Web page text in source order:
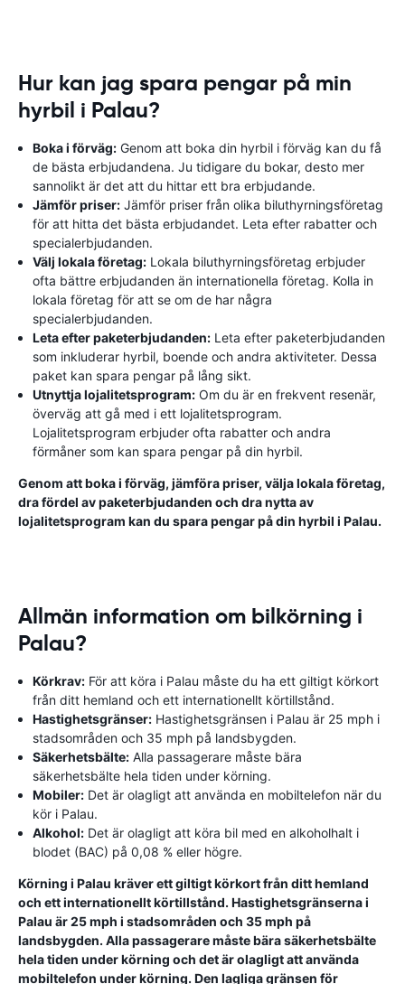
Hur kan jag spara pengar på min
hyrbil i Palau?
Boka i förväg: Genom att boka din hyrbil i förväg kan du få
de bästa erbjudandena. Ju tidigare du bokar, desto mer
sannolikt är det att du hittar ett bra erbjudande.
Jämför priser: Jämför priser från olika biluthyrningsföretag
för att hitta det bästa erbjudandet. Leta efter rabatter och
specialerbjudanden.
Välj lokala företag: Lokala biluthyrningsföretag erbjuder
ofta bättre erbjudanden än internationella företag. Kolla in
lokala företag för att se om de har några
specialerbjudanden.
Leta efter paketerbjudanden: Leta efter paketerbjudanden
som inkluderar hyrbil, boende och andra aktiviteter. Dessa
paket kan spara pengar på lång sikt.
Utnyttja lojalitetsprogram: Om du är en frekvent resenär,
överväg att gå med i ett lojalitetsprogram.
Lojalitetsprogram erbjuder ofta rabatter och andra
förmåner som kan spara pengar på din hyrbil.
Genom att boka i förväg, jämföra priser, välja lokala företag,
dra fördel av paketerbjudanden och dra nytta av
lojalitetsprogram kan du spara pengar på din hyrbil i Palau.
Allmän information om bilkörning i
Palau?
Körkrav: För att köra i Palau måste du ha ett giltigt körkort
från ditt hemland och ett internationellt körtillstånd.
Hastighetsgränser: Hastighetsgränsen i Palau är 25 mph i
stadsområden och 35 mph på landsbygden.
Säkerhetsbälte: Alla passagerare måste bära
säkerhetsbälte hela tiden under körning.
Mobiler: Det är olagligt att använda en mobiltelefon när du
kör i Palau.
Alkohol: Det är olagligt att köra bil med en alkoholhalt i
blodet (BAC) på 0,08 % eller högre.
Körning i Palau kräver ett giltigt körkort från ditt hemland
och ett internationellt körtillstånd. Hastighetsgränserna i
Palau är 25 mph i stadsområden och 35 mph på
landsbygden. Alla passagerare måste bära säkerhetsbälte
hela tiden under körning och det är olagligt att använda
mobiltelefon under körning. Den lagliga gränsen för